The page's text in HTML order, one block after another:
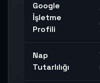
Google
İşletme
Profili
Nap
Tutarlılığı